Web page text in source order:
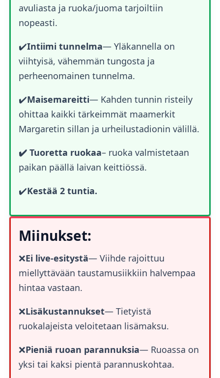
avuliasta ja ruoka/juoma tarjoiltiin
nopeasti.
✔️Intiimi tunnelma— Yläkannella on
viihtyisä, vähemmän tungosta ja
perheenomainen tunnelma.
✔️Maisemareitti— Kahden tunnin risteily
ohittaa kaikki tärkeimmät maamerkit
Margaretin sillan ja urheilustadionin välillä.
✔️ Tuoretta ruokaa– ruoka valmistetaan
paikan päällä laivan keittiössä.
✔️Kestää 2 tuntia.
Miinukset:
❌Ei live-esitystä— Viihde rajoittuu
miellyttävään taustamusiikkiin halvempaa
hintaa vastaan.
❌Lisäkustannukset— Tietyistä
ruokalajeista veloitetaan lisämaksu.
❌Pieniä ruoan parannuksia— Ruoassa on
yksi tai kaksi pientä parannuskohtaa.